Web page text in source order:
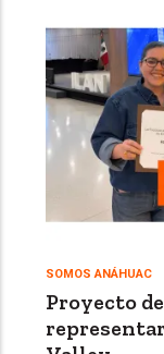
SOMOS ANÁHUAC
Proyecto